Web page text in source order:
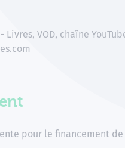
Livres, VOD, chaîne
pour le financement